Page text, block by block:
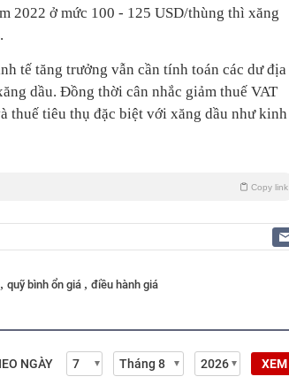
2022 ở mức 100 - 125 USD/thùng thì xăng
tế tăng trưởng vẫn cần tính toán các dư địa
dầu. Đồng thời cân nhắc giảm thuế VAT
thuế tiêu thụ đặc biệt với xăng dầu như kinh
Copy link
, quỹ bình ổn giá , điều hành giá
NGÀY XEM